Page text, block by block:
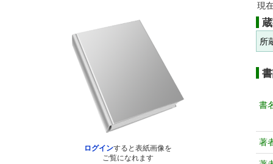
ログインすると表紙画像を
ご覧になれます
現
所
書
著